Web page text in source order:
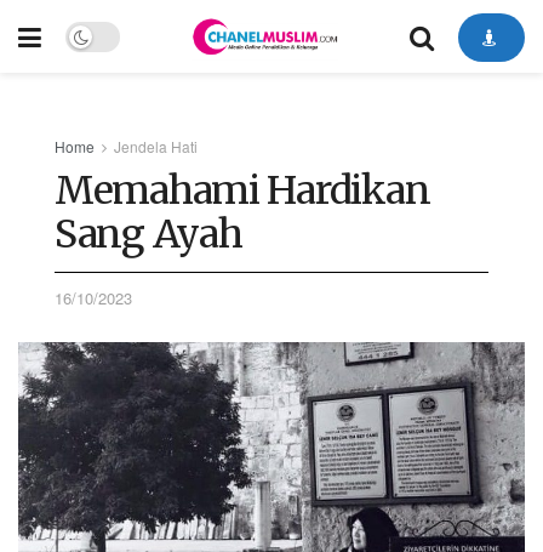
Home Jendela Hati
Memahami Hardikan
Sang Ayah
16/10/2023